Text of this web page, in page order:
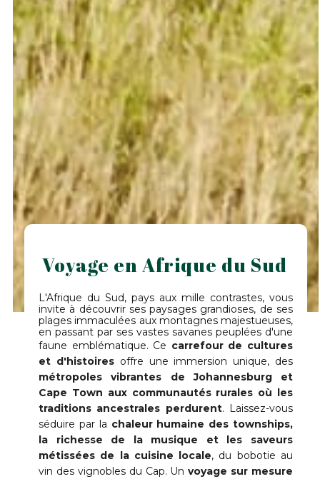
Voyage en Afrique du Sud
L'Afrique du Sud, pays aux mille contrastes, vous
invite à découvrir ses paysages grandioses, de ses
plages immaculées aux montagnes majestueuses,
en passant par ses vastes savanes peuplées d'une
faune emblématique. Ce carrefour de cultures
et d'histoiresoffre une immersion unique, des
métropoles vibrantes de Johannesburg et
Cape Town aux communautés rurales où les
traditions ancestrales perdurent. Laissez-vous
séduire par la chaleur humaine des townships,
la richesse de la musique et les saveurs
métissées de la cuisine locale, du bobotie au
vin des vignobles du Cap. Unvoyage sur mesure